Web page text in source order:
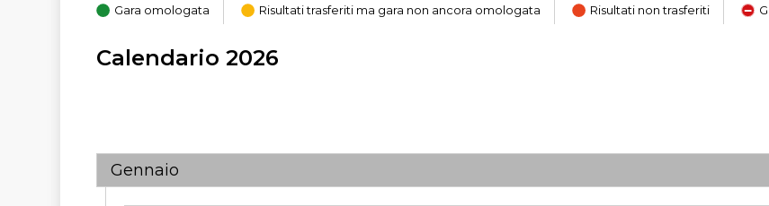
Gara omologata Risultati trasferiti ma gara non ancora omologata Risultati non trasferiti
Calendario 2026
Gennaio